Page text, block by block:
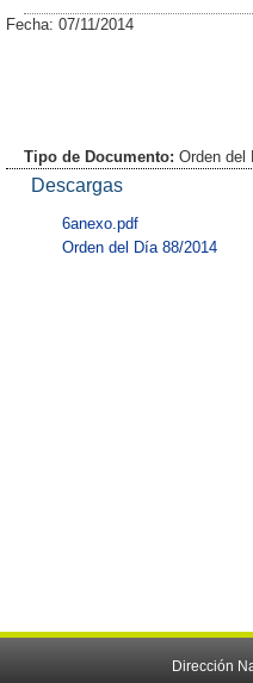
Fecha: 07/11/2014
Tipo de Documento: Orden del
Descargas
6anexo.pdf
Orden del Día 88/2014
Dirección